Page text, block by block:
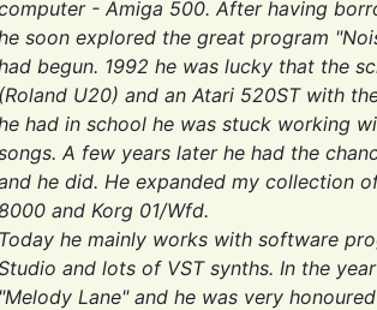
- Amiga 500. After having
soon explored the great program
begun. 1992 he was lucky that the
(Roland U20) and an Atari 520ST with
had in school he was stuck working
A few years later he had the
he did. He expanded my collection
and Korg 01/Wfd.
Today he mainly works with software
and lots of VST synths. In the
"Melody Lane" and he was very